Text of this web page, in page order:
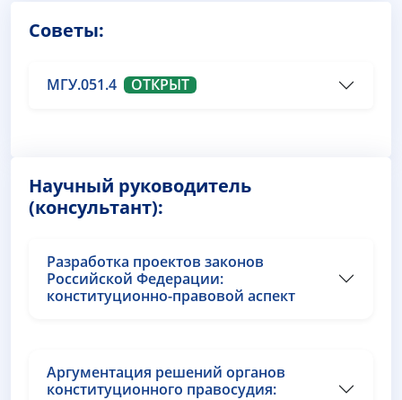
Советы:
МГУ.051.4 ОТКРЫТ
Научный руководитель
(консультант):
Разработка проектов законов
Российской Федерации:
конституционно-правовой аспект
Аргументация решений органов
конституционного правосудия: